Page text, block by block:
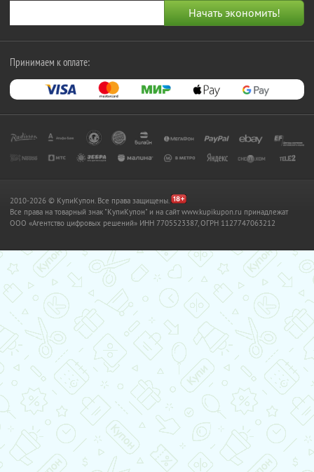
Принимаем к оплате:
2010-2026 © КупиКупон. Все права защищены.
Все права на товарный знак "КупиКупон" и на сайт www.kupikupon.ru принадлежат
OOO «Агентство цифровых решений» ИНН 7705523387, ОГРН 1127747063212